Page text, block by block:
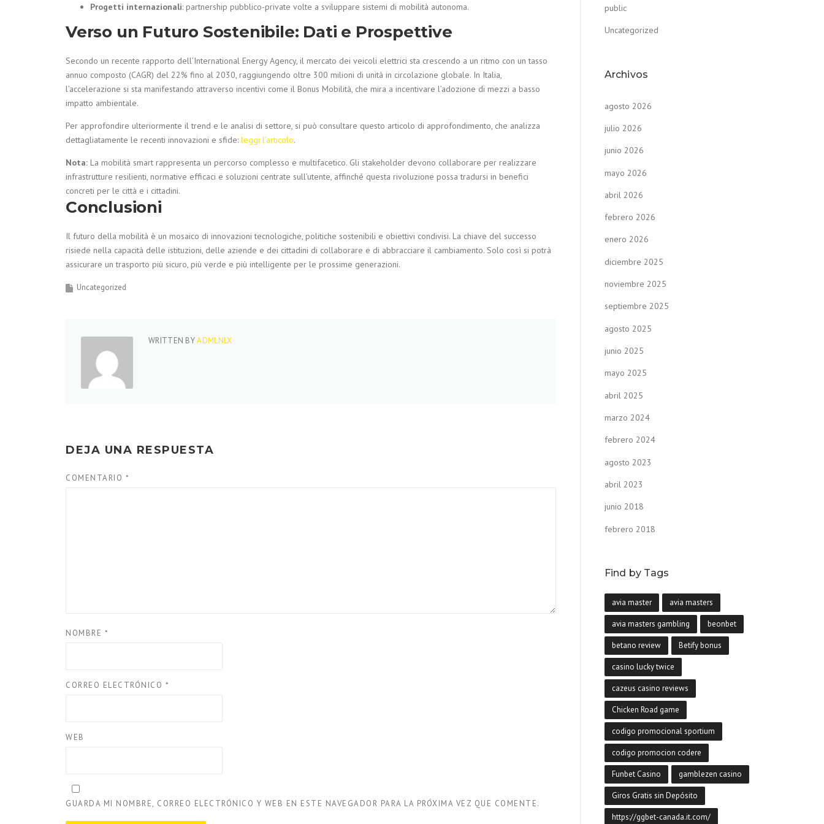
Progetti internazionali: partnership pubblico-private volte a sviluppare sistemi di mobilità autonoma.
Verso un Futuro Sostenibile: Dati e Prospettive
Secondo un recente rapporto dell’International Energy Agency, il mercato dei veicoli elettrici sta crescendo a un ritmo con un tasso
annuo composto (CAGR) del 22% fino al 2030, raggiungendo oltre 300 milioni di unità in circolazione globale. In Italia,
l’accelerazione si sta manifestando attraverso incentivi come il Bonus Mobilità, che mira a incentivare l’adozione di mezzi a basso
impatto ambientale.
Per approfondire ulteriormente il trend e le analisi di settore, si può consultare questo articolo di approfondimento, che analizza
dettagliatamente le recenti innovazioni e sfide: leggi l’articolo.
Nota: La mobilità smart rappresenta un percorso complesso e multifacetico. Gli stakeholder devono collaborare per realizzare
infrastrutture resilienti, normative efficaci e soluzioni centrate sull’utente, affinché questa rivoluzione possa tradursi in benefici
concreti per le città e i cittadini.
Conclusioni
Il futuro della mobilità è un mosaico di innovazioni tecnologiche, politiche sostenibili e obiettivi condivisi. La chiave del successo
risiede nella capacità delle istituzioni, delle aziende e dei cittadini di collaborare e di abbracciare il cambiamento. Solo così si potrà
assicurare un trasporto più sicuro, più verde e più intelligente per le prossime generazioni.
Uncategorized
WRITTEN BYADMLNLX
DEJA UNA RESPUESTA
COMENTARIO *
NOMBRE *
CORREO ELECTRÓNICO *
WEB
GUARDA MI NOMBRE, CORREO ELECTRÓNICO Y WEB EN ESTE NAVEGADOR PARA LA PRÓXIMA VEZ QUE COMENTE.
public
Uncategorized
Archivos
agosto 2026
julio 2026
junio 2026
mayo 2026
abril 2026
febrero 2026
enero 2026
diciembre 2025
noviembre 2025
septiembre 2025
agosto 2025
junio 2025
mayo 2025
abril 2025
marzo 2024
febrero 2024
agosto 2023
abril 2023
junio 2018
febrero 2018
Find by Tags
avia master avia masters
avia masters gambling beonbet
betano review Betify bonus
casino lucky twice
cazeus casino reviews
Chicken Road game
codigo promocional sportium
codigo promocion codere
Funbet Casino gamblezen casino
Giros Gratis sin Depósito
https://ggbet-canada.it.com/